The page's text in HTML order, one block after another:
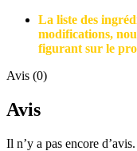
La liste des
modifications,
figurant sur le
Avis (0)
Avis
Il n’y a pas encore d’avis.